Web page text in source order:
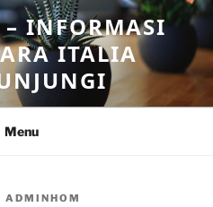
INFORMASI
ITALIA
Menu
ADMINHOM